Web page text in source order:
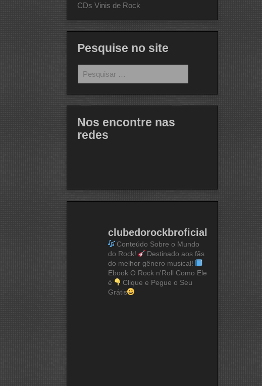
CDs Vinis de Rock
Pesquise no site
por:
Nos encontre nas
redes
clubedorockbroficial
Conteúdo Sobre o Mundo
do Rock!
Destinado aos fãs
do melhor gênero musical!
Ebook O Rock n'Roll Como Ele
é
Clique e Pegue o Seu
Grátis